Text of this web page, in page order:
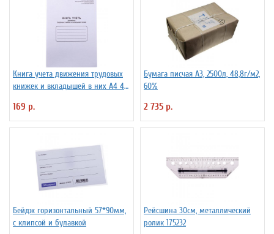
Книга учета движения трудовых
книжек и вкладышей в них А4 48
169 р.
Бумага писчая А3, 2500л, 48,8г/м2,
60%
2 735 р.
Бейдж горизонтальный 57*90мм,
с клипсой и булавкой
Рейсшина 30см, металлический
ролик 175232